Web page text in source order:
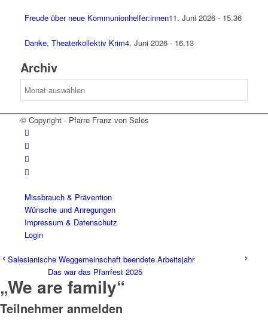
Freude über neue Kommunionhelfer:innen11. Juni 2026 - 15.36
Danke, Theaterkollektiv Krim4. Juni 2026 - 16.13
Archiv
© Copyright - Pfarre Franz von Sales
Missbrauch & Prävention
Wünsche und Anregungen
Impressum & Datenschutz
Login
Salesianische Weggemeinschaft beendete Arbeitsjahr
Das war das Pfarrfest 2025
„We are family“
Teilnehmer anmelden